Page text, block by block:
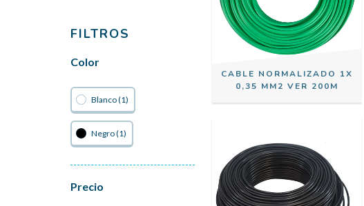
FILTROS
Color
Blanco (1)
Negro (1)
Precio
CABLE NORMALIZADO 1X
0,35 MM2 VER 200M